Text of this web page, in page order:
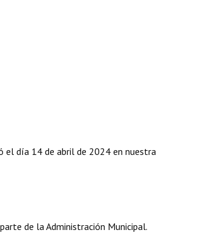
el día 14 de abril de 2024 en nuestra
de la Administración Municipal.